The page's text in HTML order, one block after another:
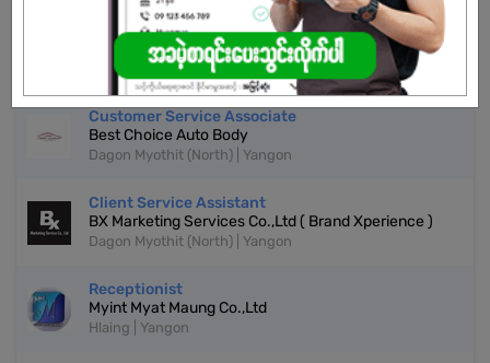
Receptionist
Crystal Dental clinic
Dagon Myothit (North) | Yangon
Customer Service Associate
Best Choice Auto Body
Dagon Myothit (North) | Yangon
Client Service Assistant
BX Marketing Services Co.,Ltd ( Brand Xperience )
Dagon Myothit (North) | Yangon
Receptionist
Myint Myat Maung Co.,Ltd
Hlaing | Yangon